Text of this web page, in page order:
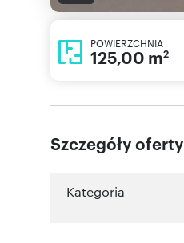
POWIERZCHNIA
125,00 m2
Szczegóły
Kategoria